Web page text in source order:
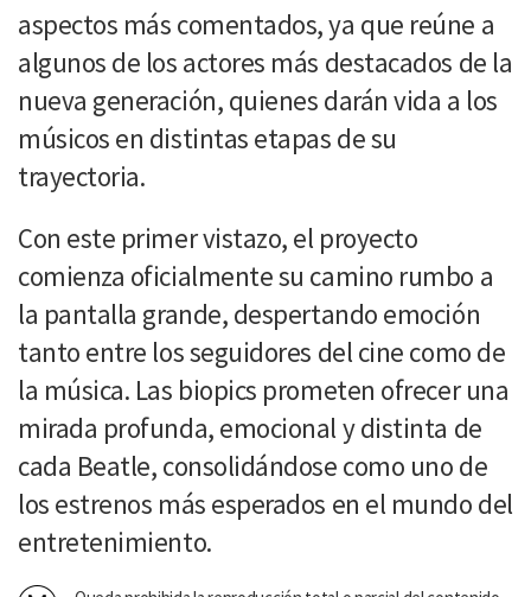
aspectos más comentados, ya que reúne a
algunos de los actores más destacados de la
nueva generación, quienes darán vida a los
músicos en distintas etapas de su
trayectoria.
Con este primer vistazo, el proyecto
comienza oficialmente su camino rumbo a
la pantalla grande, despertando emoción
tanto entre los seguidores del cine como de
la música. Las biopics prometen ofrecer una
mirada profunda, emocional y distinta de
cada Beatle, consolidándose como uno de
los estrenos más esperados en el mundo del
entretenimiento.